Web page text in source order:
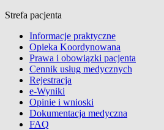
Strefa pacjenta
Informacje praktyczne
Opieka Koordynowana
Prawa i obowiązki pacjenta
Cennik usług medycznych
Rejestracja
e-Wyniki
Opinie i wnioski
Dokumentacja medyczna
FAQ